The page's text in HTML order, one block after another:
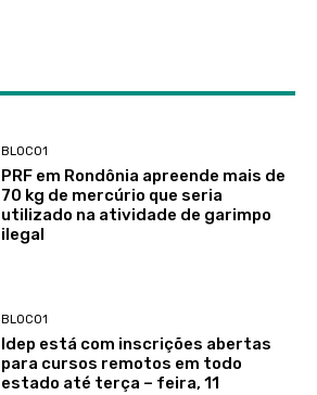
BLOCO1
PRF em Rondônia apreende mais de
70 kg de mercúrio que seria
utilizado na atividade de garimpo
ilegal
BLOCO1
Idep está com inscrições abertas
para cursos remotos em todo
estado até terça – feira, 11